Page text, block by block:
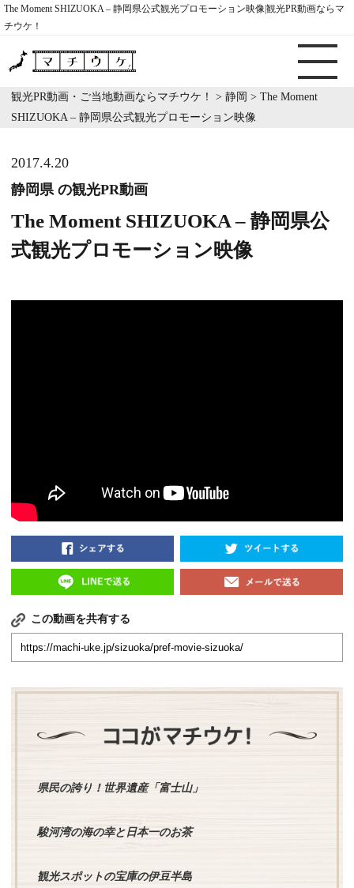
The Moment SHIZUOKA – 静岡県公式観光プロモーション映像|観光PR動画ならマ
チウケ！
観光PR動画・ご当地動画ならマチウケ！ > 静岡 > The Moment
SHIZUOKA – 静岡県公式観光プロモーション映像
2017.4.20
静岡県 の観光PR動画
The Moment SHIZUOKA – 静岡県公
式観光プロモーション映像
この動画を共有する
県民の誇り！世界遺産「富士山」
駿河湾の海の幸と日本一のお茶
観光スポットの宝庫の伊豆半島